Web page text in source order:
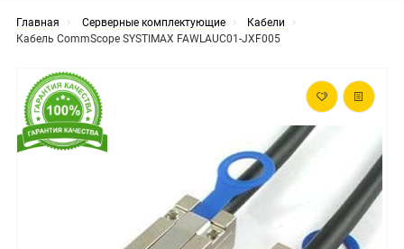
Главная Серверные комплектующие
Кабели
Кабель CommScope SYSTIMAX FAWLAUC01-JXF005